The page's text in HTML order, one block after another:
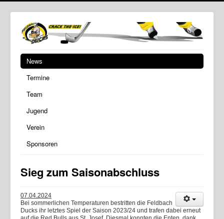
News
Termine
Team
Jugend
Verein
Sponsoren
Sieg zum Saisonabschluss
07.04.2024
Bei sommerlichen Temperaturen bestritten die Feldbach
Ducks ihr letztes Spiel der Saison 2023/24 und trafen dabei erneut